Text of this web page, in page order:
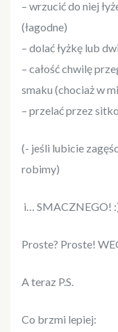
– wrzucić do niej
(łagodne)
– dolać łyżkę lub
– całość chwilę
smaku (chociaż w
– przelać przez sitko
(- jeśli lubicie
robimy)
i… SMACZNEGO!
Proste? Proste!
A teraz P.S.
Co brzmi lepiej: